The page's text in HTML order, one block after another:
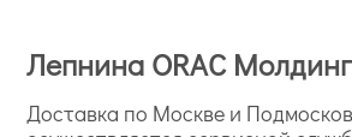
Лепнина ORAC
Доставка по Москве и